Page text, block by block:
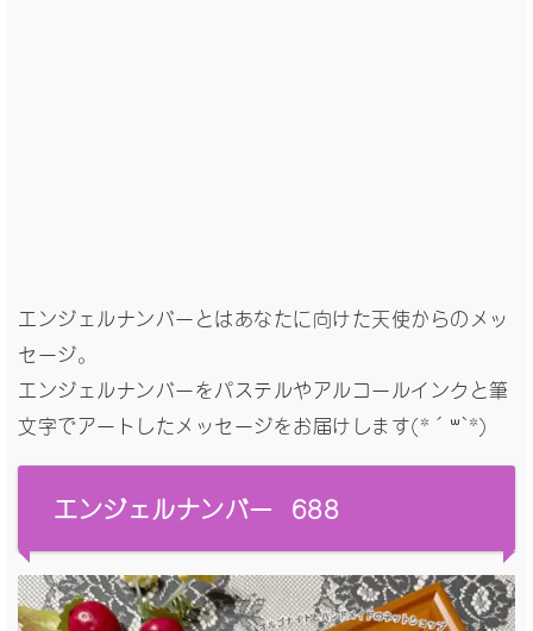
エンジェルナンバーとはあなたに向けた天使からのメッ
セージ。
エンジェルナンバーをパステルやアルコールインクと筆
文字でアートしたメッセージをお届けします(*´꒳`*)
エンジェルナンバー 688